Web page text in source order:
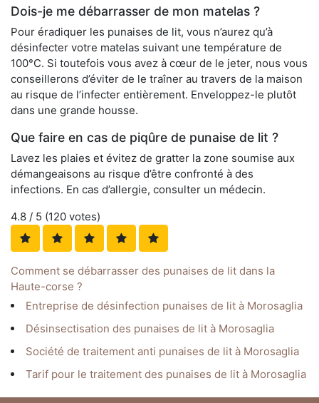
Dois-je me débarrasser de mon matelas ?
Pour éradiquer les punaises de lit, vous n’aurez qu’à
désinfecter votre matelas suivant une température de
100°C. Si toutefois vous avez à cœur de le jeter, nous vous
conseillerons d’éviter de le traîner au travers de la maison
au risque de l’infecter entièrement. Enveloppez-le plutôt
dans une grande housse.
Que faire en cas de piqûre de punaise de lit ?
Lavez les plaies et évitez de gratter la zone soumise aux
démangeaisons au risque d’être confronté à des
infections. En cas d’allergie, consulter un médecin.
4.8 / 5 (120 votes)
Comment se débarrasser des punaises de lit dans la
Haute-corse ?
Entreprise de désinfection punaises de lit à Morosaglia
Désinsectisation des punaises de lit à Morosaglia
Société de traitement anti punaises de lit à Morosaglia
Tarif pour le traitement des punaises de lit à Morosaglia